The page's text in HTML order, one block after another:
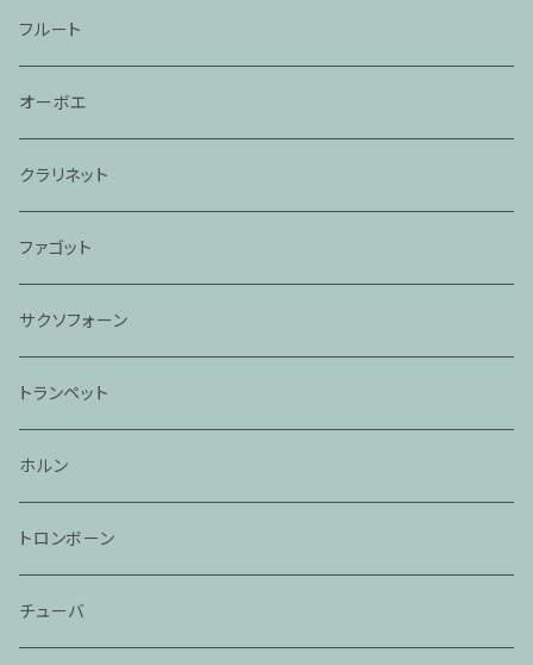
フルート
オーボエ
クラリネット
ファゴット
サクソフォーン
トランペット
ホルン
トロンボーン
チューバ